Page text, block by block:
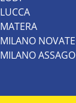
LUCCA
MATERA
MILANO NOVATE
MILANO ASSAGO